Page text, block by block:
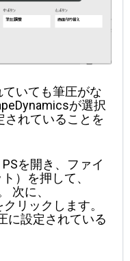
いても筆圧がな
が選択
れていることを
を開き、ファイ
）を押して、
次に、
リックします。
に設定されている